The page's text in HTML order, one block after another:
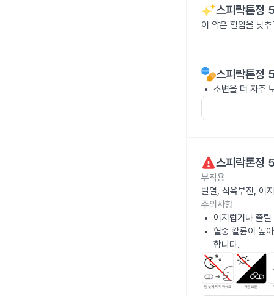
스피락톤정
이 약은 혈압을 낮
스피락톤정
소변을 더 자주
스피락톤정
부작용
발열, 식욕부진, 어
주의사항
어지럽거나 졸
혈중 칼륨이 높
합니다.